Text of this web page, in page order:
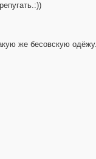
же бесовскую